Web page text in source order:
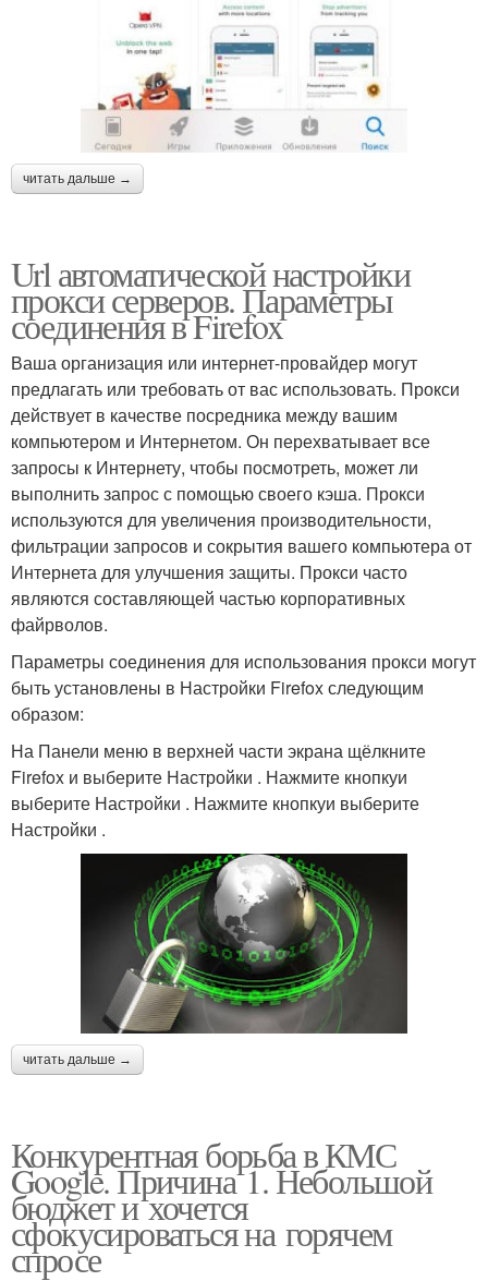
читать дальше →
Url автоматической настройки
прокси серверов. Параметры
соединения в Firefox
Ваша организация или интернет-провайдер могут
предлагать или требовать от вас использовать. Прокси
действует в качестве посредника между вашим
компьютером и Интернетом. Он перехватывает все
запросы к Интернету, чтобы посмотреть, может ли
выполнить запрос с помощью своего кэша. Прокси
используются для увеличения производительности,
фильтрации запросов и сокрытия вашего компьютера от
Интернета для улучшения защиты. Прокси часто
являются составляющей частью корпоративных
файрволов.
Параметры соединения для использования прокси могут
быть установлены в Настройки Firefox следующим
образом:
На Панели меню в верхней части экрана щёлкните
Firefox и выберите Настройки . Нажмите кнопкуи
выберите Настройки . Нажмите кнопкуи выберите
Настройки .
читать дальше →
Конкурентная борьба в КМС
Google. Причина 1. Небольшой
бюджет и хочется
сфокусироваться на горячем
спросе